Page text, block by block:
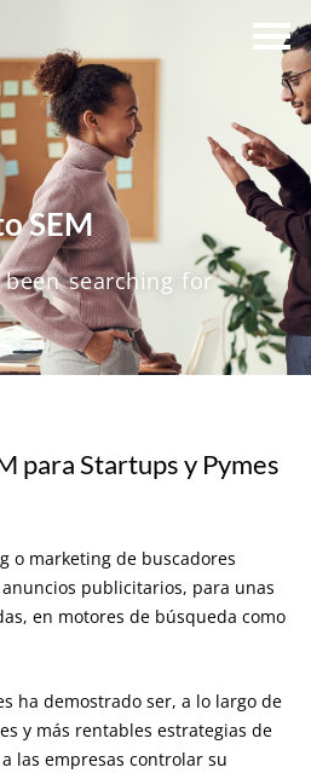
SEM
searching for
para Startups y Pymes
o marketing de buscadores
publicitarios, para unas
en motores de búsqueda como
ha demostrado ser, a lo largo de
y más rentables estrategias de
las empresas controlar su